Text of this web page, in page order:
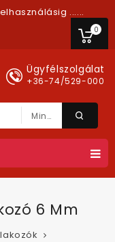
......
0
Ügyfélszolgálat
+36-74/529-000
Minden Kategória
6 Mm